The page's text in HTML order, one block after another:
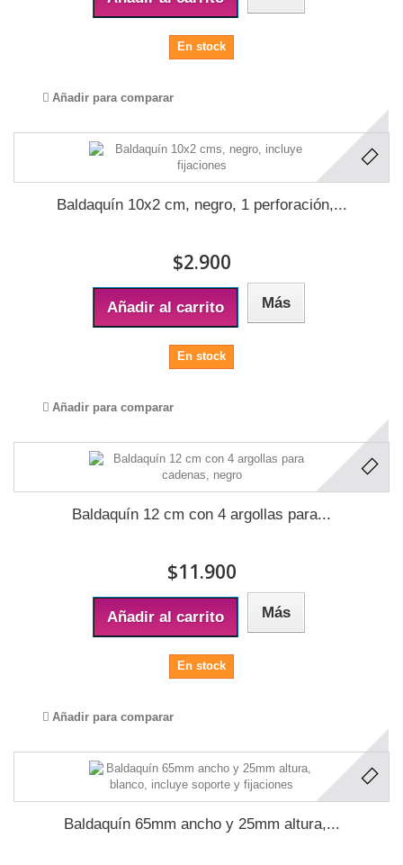
En stock
Añadir para comparar
Baldaquín 10x2 cm, negro, 1 perforación,...
$2.900
Añadir al carrito Más
En stock
Añadir para comparar
Baldaquín 12 cm con 4 argollas para...
$11.900
Añadir al carrito Más
En stock
Añadir para comparar
Baldaquín 65mm ancho y 25mm altura,...